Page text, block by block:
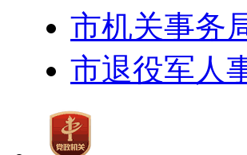
市机关事务
市退役军人